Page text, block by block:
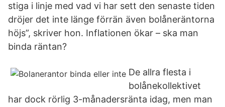
stiga i linje med vad vi har sett den senaste tiden
dröjer det inte länge förrän även bolåneräntorna
höjs”, skriver hon. Inflationen ökar – ska man
binda räntan?
De allra flesta i
bolånekollektivet
har dock rörlig 3-månadersränta idag, men man